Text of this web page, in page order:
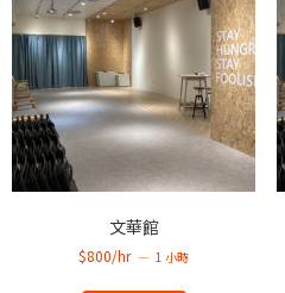
文華館
$800/hr 1 小時